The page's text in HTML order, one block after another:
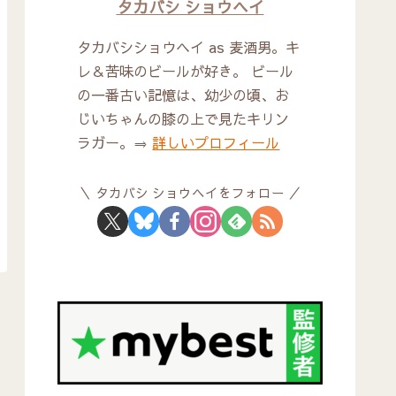
タカバシ ショウヘイ
タカバシショウヘイ as 麦酒男。キ
レ＆苦味のビールが好き。 ビール
の一番古い記憶は、幼少の頃、お
じいちゃんの膝の上で見たキリン
ラガー。⇒詳しいプロフィール
タカバシ ショウヘイをフォロー